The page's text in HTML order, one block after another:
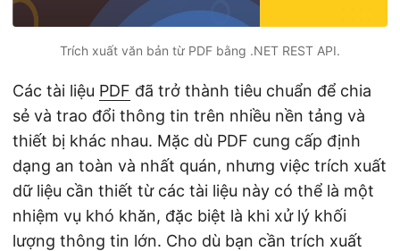
Trích xuất văn bản từ PDF bằng .NET REST API.
Các tài liệu PDF đã trở thành tiêu chuẩn để chia
sẻ và trao đổi thông tin trên nhiều nền tảng và
thiết bị khác nhau. Mặc dù PDF cung cấp định
dạng an toàn và nhất quán, nhưng việc trích xuất
dữ liệu cần thiết từ các tài liệu này có thể là một
nhiệm vụ khó khăn, đặc biệt là khi xử lý khối
lượng thông tin lớn. Cho dù bạn cần trích xuất